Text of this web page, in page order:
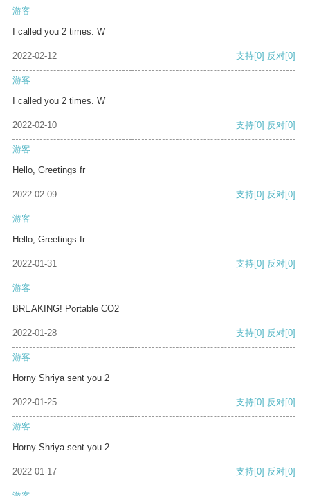
游客
I called you 2 times. W
2022-02-12 支持[0] 反对[0]
游客
I called you 2 times. W
2022-02-10 支持[0] 反对[0]
游客
Hello, Greetings fr
2022-02-09 支持[0] 反对[0]
游客
Hello, Greetings fr
2022-01-31 支持[0] 反对[0]
游客
BREAKING! Portable CO2
2022-01-28 支持[0] 反对[0]
游客
Horny Shriya sent you 2
2022-01-25 支持[0] 反对[0]
游客
Horny Shriya sent you 2
2022-01-17 支持[0] 反对[0]